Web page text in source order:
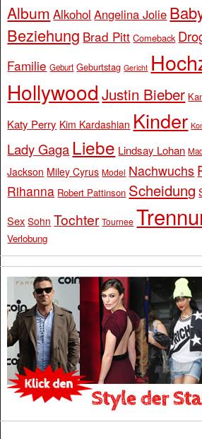
Album Alkohol Angelina Jolie
Beziehung Brad Pitt Comeback
Familie Geburt Geburtstag Gericht
Hollywood Justin Bieber
Katy Perry Kim Kardashian Kinder
Lady Gaga Liebe Lindsay Lohan
Jackson Miley Cyrus Model Nachwuchs
Rihanna Robert Pattinson Scheidung
Sex Sohn Tochter Tournee
Verlobung